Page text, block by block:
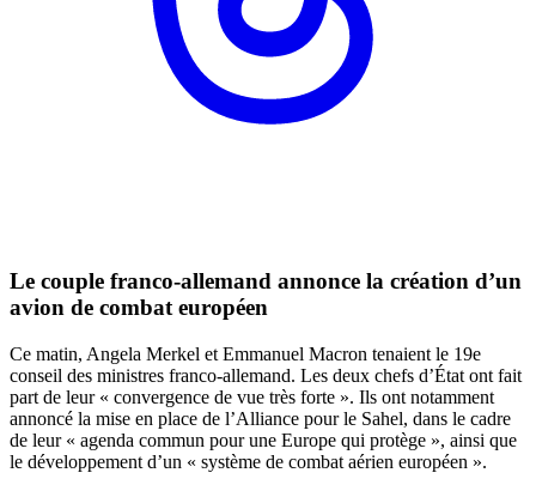
Le couple franco-allemand annonce la création d’un
avion de combat européen
Ce matin, Angela Merkel et Emmanuel Macron tenaient le 19e
conseil des ministres franco-allemand. Les deux chefs d’État ont fait
part de leur « convergence de vue très forte ». Ils ont notamment
annoncé la mise en place de l’Alliance pour le Sahel, dans le cadre
de leur « agenda commun pour une Europe qui protège », ainsi que
le développement d’un « système de combat aérien européen ».